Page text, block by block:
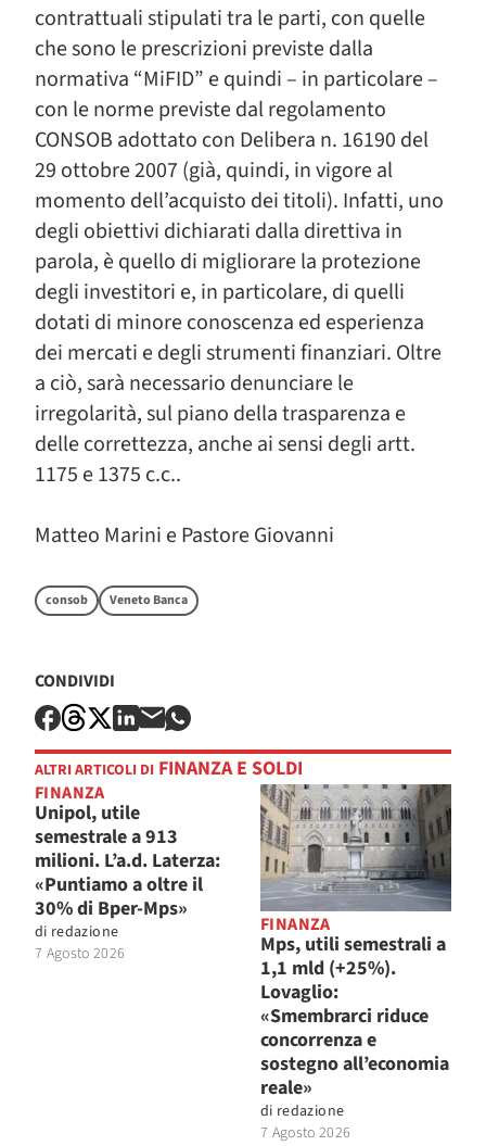
contrattuali stipulati tra le parti, con quelle
che sono le prescrizioni previste dalla
normativa “MiFID” e quindi – in particolare –
con le norme previste dal regolamento
CONSOB adottato con Delibera n. 16190 del
29 ottobre 2007 (già, quindi, in vigore al
momento dell’acquisto dei titoli). Infatti, uno
degli obiettivi dichiarati dalla direttiva in
parola, è quello di migliorare la protezione
degli investitori e, in particolare, di quelli
dotati di minore conoscenza ed esperienza
dei mercati e degli strumenti finanziari. Oltre
a ciò, sarà necessario denunciare le
irregolarità, sul piano della trasparenza e
delle correttezza, anche ai sensi degli artt.
1175 e 1375 c.c..
Matteo Marini e Pastore Giovanni
consob Veneto Banca
CONDIVIDI
ALTRI ARTICOLI DI FINANZA E SOLDI
FINANZA
Unipol, utile
semestrale a 913
milioni. L’a.d. Laterza:
«Puntiamo a oltre il
30% di Bper-Mps»
di redazione
7 Agosto 2026
FINANZA
Mps, utili semestrali a
1,1 mld (+25%).
Lovaglio:
«Smembrarci riduce
concorrenza e
sostegno all’economia
reale»
di redazione
7 Agosto 2026